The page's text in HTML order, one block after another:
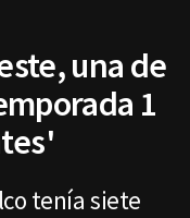
una de
1
tenía siete